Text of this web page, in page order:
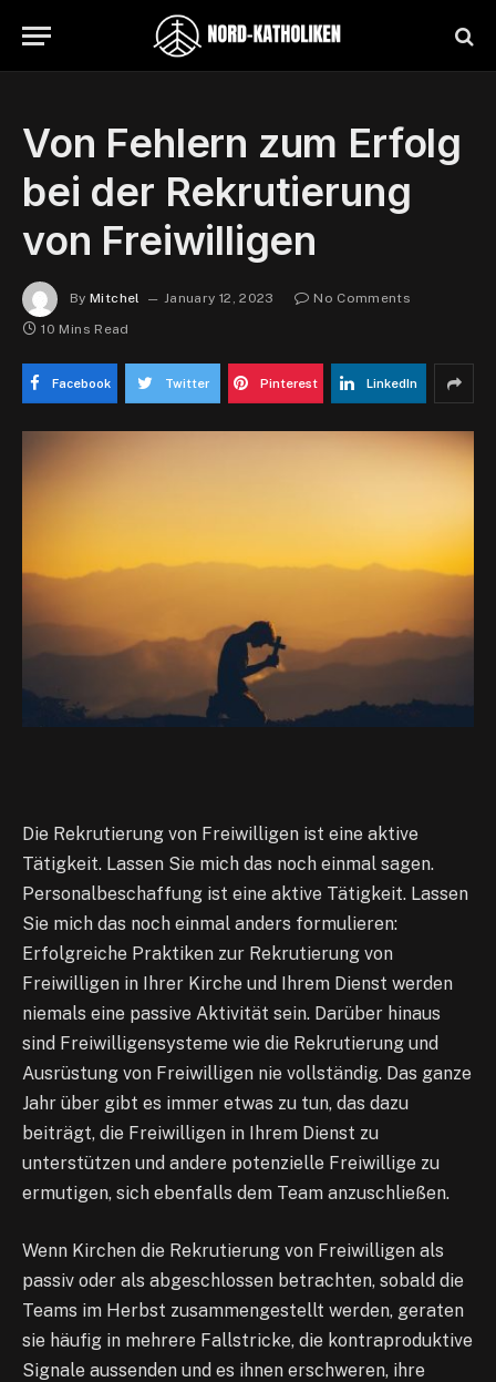
Von Fehlern zum Erfolg
bei der Rekrutierung
von Freiwilligen
By Mitchel January 12, 2023
No Comments
10 Mins Read
Facebook Twitter Pinterest LinkedIn
Die Rekrutierung von Freiwilligen ist eine aktive
Tätigkeit. Lassen Sie mich das noch einmal sagen.
Personalbeschaffung ist eine aktive Tätigkeit. Lassen
Sie mich das noch einmal anders formulieren:
Erfolgreiche Praktiken zur Rekrutierung von
Freiwilligen in Ihrer Kirche und Ihrem Dienst werden
niemals eine passive Aktivität sein. Darüber hinaus
sind Freiwilligensysteme wie die Rekrutierung und
Ausrüstung von Freiwilligen nie vollständig. Das ganze
Jahr über gibt es immer etwas zu tun, das dazu
beiträgt, die Freiwilligen in Ihrem Dienst zu
unterstützen und andere potenzielle Freiwillige zu
ermutigen, sich ebenfalls dem Team anzuschließen.
Wenn Kirchen die Rekrutierung von Freiwilligen als
passiv oder als abgeschlossen betrachten, sobald die
Teams im Herbst zusammengestellt werden, geraten
sie häufig in mehrere Fallstricke, die kontraproduktive
Signale aussenden und es ihnen erschweren, ihre